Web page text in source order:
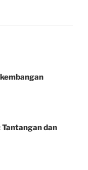
Tantangan dan